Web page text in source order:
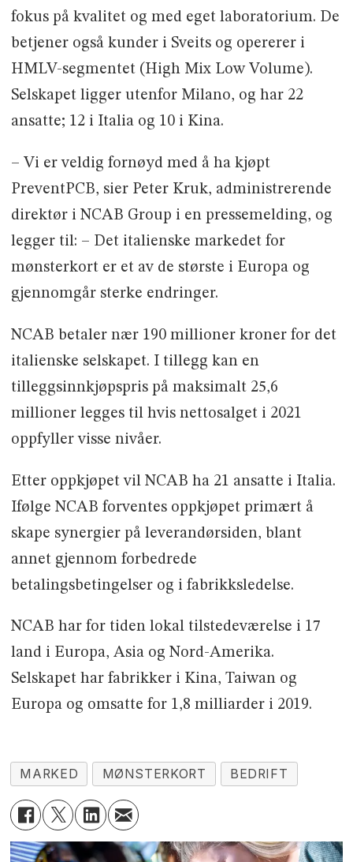
fokus på kvalitet og med eget laboratorium. De
betjener også kunder i Sveits og opererer i
HMLV-segmentet (High Mix Low Volume).
Selskapet ligger utenfor Milano, og har 22
ansatte; 12 i Italia og 10 i Kina.
– Vi er veldig fornøyd med å ha kjøpt
PreventPCB, sier Peter Kruk, administrerende
direktør i NCAB Group i en pressemelding, og
legger til: – Det italienske markedet for
mønsterkort er et av de største i Europa og
gjennomgår sterke endringer.
NCAB betaler nær 190 millioner kroner for det
italienske selskapet. I tillegg kan en
tilleggsinnkjøpspris på maksimalt 25,6
millioner legges til hvis nettosalget i 2021
oppfyller visse nivåer.
Etter oppkjøpet vil NCAB ha 21 ansatte i Italia.
Ifølge NCAB forventes oppkjøpet primært å
skape synergier på leverandørsiden, blant
annet gjennom forbedrede
betalingsbetingelser og i fabrikksledelse.
NCAB har for tiden lokal tilstedeværelse i 17
land i Europa, Asia og Nord-Amerika.
Selskapet har fabrikker i Kina, Taiwan og
Europa og omsatte for 1,8 milliarder i 2019.
MARKED MØNSTERKORT BEDRIFT